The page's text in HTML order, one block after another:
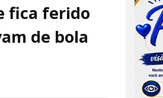
fica ferido
de bola